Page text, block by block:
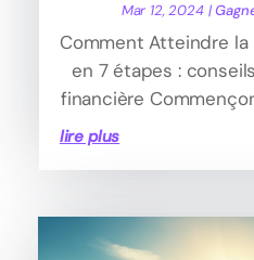
Mar 12, 2024|
Comment Atteindre
en 7 étapes :
financière
lire plus